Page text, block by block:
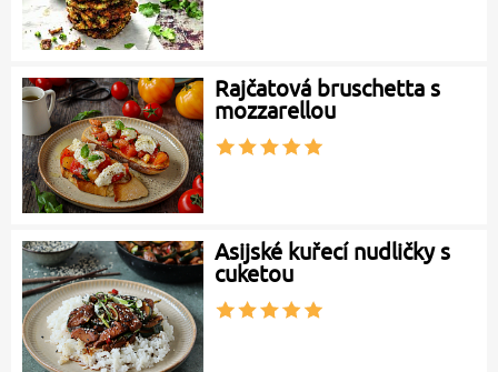
Rajčatová bruschetta s
mozzarellou
Asijské kuřecí nudličky s
cuketou